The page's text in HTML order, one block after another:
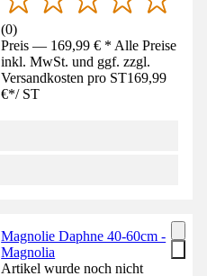
(0)
Preis — 169,99 € * Alle Preise
inkl. MwSt. und ggf. zzgl.
Versandkosten pro ST169,99
€*/ ST
Magnolie Daphne 40-60cm -
Magnolia
Artikel wurde noch nicht